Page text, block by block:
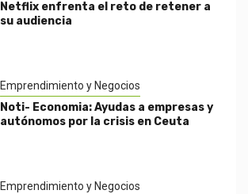
Netflix enfrenta el reto de retener a
su audiencia
Emprendimiento y Negocios
Noti- Economia: Ayudas a empresas y
autónomos por la crisis en Ceuta
Emprendimiento y Negocios